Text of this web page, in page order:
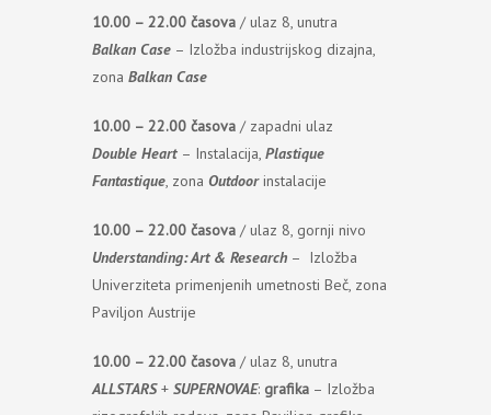
10.00 – 22.00 časova / ulaz 8, unutra
Balkan Case – Izložba industrijskog dizajna,
zona Balkan Case
10.00 – 22.00 časova / zapadni ulaz
Double Heart – Instalacija, Plastique
Fantastique, zona Outdoorinstalacije
10.00 – 22.00 časova / ulaz 8, gornji nivo
Understanding: Art & Research – Izložba
Univerziteta primenjenih umetnosti Beč, zona
Paviljon Austrije
10.00 – 22.00 časova / ulaz 8, unutra
ALLSTARS + SUPERNOVAE: grafika – Izložba